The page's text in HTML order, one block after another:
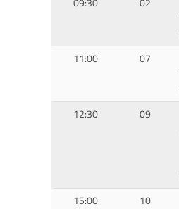
11:00 07
12:30 09
15:00 10